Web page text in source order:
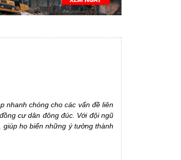
nhanh chóng cho các vấn đề liên
cư dân đông đúc. Với đội ngũ
họ biến những ý tưởng thành